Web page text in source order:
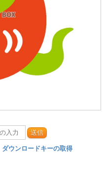
送信
ダウンロードキーの取得